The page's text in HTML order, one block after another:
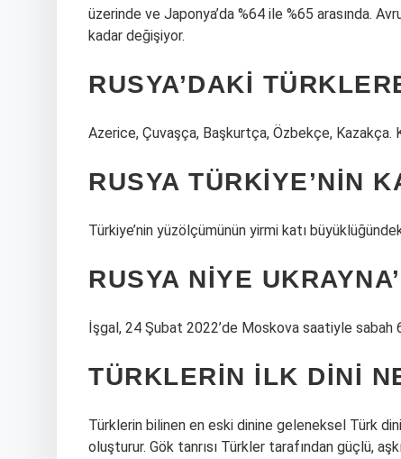
üzerinde ve Japonya’da %64 ile %65 arasında.
kadar değişiyor.
RUSYA’DAKI
Azerice, Çuvaşça, Başkurtça, Özbekçe, Kazakça.
RUSYA TÜRKIYE’NIN
Türkiye’nin yüzölçümünün yirmi katı
RUSYA NIYE
İşgal, 24 Şubat 2022’de Moskova saatiyle sabah
TÜRKLERIN ILK DINI
Türklerin bilinen en eski dinine geleneksel Türk
oluşturur. Gök tanrısı Türkler tarafından güçlü,